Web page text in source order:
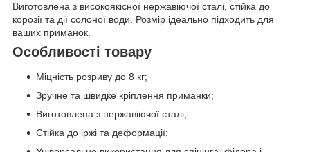
Виготовлена ​​з високоякісної нержавіючої сталі, стійка до
корозії та дії солоної води. Розмір ідеально підходить для
ваших приманок.
Особливості товару
Міцність розриву до 8 кг;
Зручне та швидке кріплення приманки;
Виготовлена ​​з нержавіючої сталі;
Стійка до іржі та деформації;